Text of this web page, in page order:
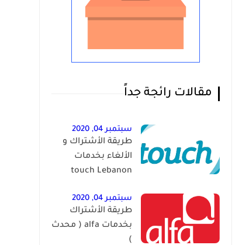
مقالات رائجة جداً
سبتمبر 04, 2020
طريقة الأشتراك و
الألغاء بخدمات
touch Lebanon
سبتمبر 04, 2020
طريقة الأشتراك
بخدمات alfa ( محدث
)